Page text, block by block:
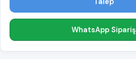
WhatsApp Sipariş